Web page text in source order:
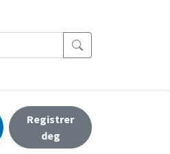
Registrer
deg